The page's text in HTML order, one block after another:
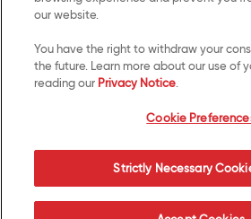
nosotros
Cookie Preferences
Redes Sociales
Mantente en contacto con
nuestras redes sociales.
our website.
You have the right to withdraw your
the future. Learn more about our use of
reading our Privacy Notice
Cookie
Strictly Necessary